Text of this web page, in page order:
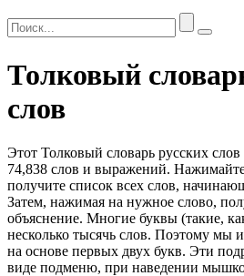
Толковый
слов
Этот Толковый словарь русских
74,838 слов и выражений.
получите список всех слов,
Затем, нажимая на нужное слово,
объяснение. Многие буквы (такие,
несколько тысячь слов. Поэтому мы
на основе первых двух букв. Эти
виде подменю, при наведении